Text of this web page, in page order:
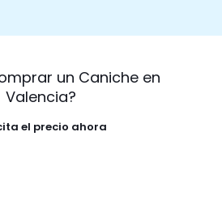
un Caniche en
Valencia?
el precio ahora